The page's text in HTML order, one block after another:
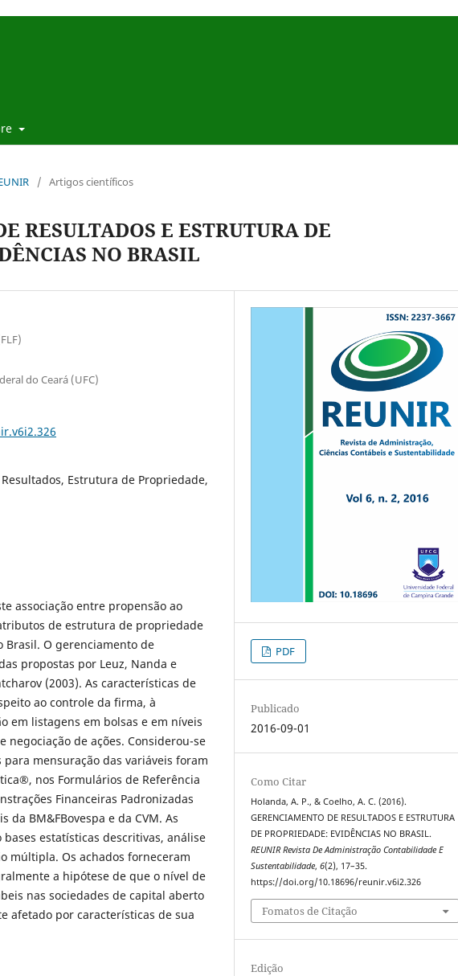
/ Artigos científicos
RESULTADOS E ESTRUTURA DE
NO BRASIL
do Ceará (UFC)
Estrutura de Propriedade,
associação entre propensão ao
de estrutura de propriedade
Brasil. O gerenciamento de
propostas por Leuz, Nanda e
(2003). As características de
ao controle da firma, à
em listagens em bolsas e em níveis
negociação de ações. Considerou-se
mensuração das variáveis foram
nos Formulários de Referência
Financeiras Padronizadas
BM&FBovespa e da CVM. As
estatísticas descritivas, análise
múltipla. Os achados forneceram
a hipótese de que o nível de
nas sociedades de capital aberto
afetado por características de sua
PDF
Publicado
2016-09-01
Como Citar
Holanda, A. P., & Coelho, A. C. (2016).
GERENCIAMENTO DE RESULTADOS E ESTRUTURA
DE PROPRIEDADE: EVIDÊNCIAS NO BRASIL.
REUNIR Revista De Administração Contabilidade E
Sustentabilidade,6(2), 17–35.
https://doi.org/10.18696/reunir.v6i2.326
Fomatos de Citação
Edição